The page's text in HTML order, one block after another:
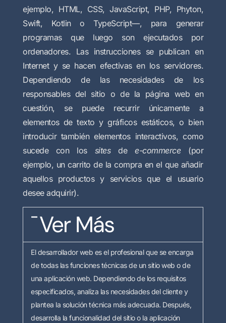
ejemplo, HTML, CSS, JavaScript, PHP, Phyton,
Swift, Kotlin o TypeScript—, para generar
programas que luego son ejecutados por
ordenadores. Las instrucciones se publican en
Internet y se hacen efectivas en los servidores.
Dependiendo de las necesidades de los
responsables del sitio o de la página web en
cuestión, se puede recurrir únicamente a
elementos de texto y gráficos estáticos, o bien
introducir también elementos interactivos, como
sucede con los sitesdee-commerce (por
ejemplo, un carrito de la compra en el que añadir
aquellos productos y servicios que el usuario
desee adquirir).
Ver Más
El desarrollador web es el profesional que se encarga
de todas las funciones técnicas de un sitio web o de
una aplicación web. Dependiendo de los requisitos
especificados, analiza las necesidades del cliente y
plantea la solución técnica más adecuada. Después,
desarrolla la funcionalidad del sitio o la aplicación